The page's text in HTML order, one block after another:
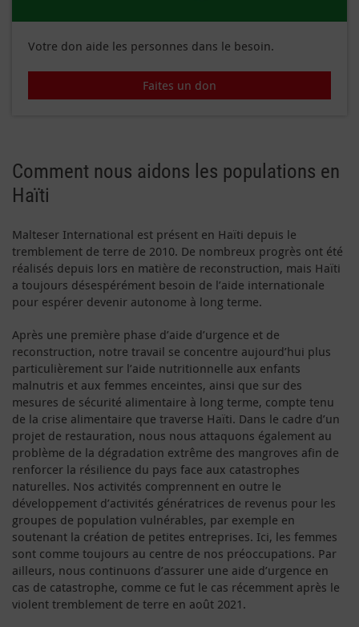
Votre don aide les personnes dans le besoin.
Faites un don
Comment nous aidons les populations en
Haïti
Malteser International est présent en Haïti depuis le
tremblement de terre de 2010. De nombreux progrès ont été
réalisés depuis lors en matière de reconstruction, mais Haïti
a toujours désespérément besoin de l’aide internationale
pour espérer devenir autonome à long terme.
Après une première phase d’aide d’urgence et de
reconstruction, notre travail se concentre aujourd’hui plus
particulièrement sur l’aide nutritionnelle aux enfants
malnutris et aux femmes enceintes, ainsi que sur des
mesures de sécurité alimentaire à long terme, compte tenu
de la crise alimentaire que traverse Haïti. Dans le cadre d’un
projet de restauration, nous nous attaquons également au
problème de la dégradation extrême des mangroves afin de
renforcer la résilience du pays face aux catastrophes
naturelles. Nos activités comprennent en outre le
développement d’activités génératrices de revenus pour les
groupes de population vulnérables, par exemple en
soutenant la création de petites entreprises. Ici, les femmes
sont comme toujours au centre de nos préoccupations. Par
ailleurs, nous continuons d’assurer une aide d’urgence en
cas de catastrophe, comme ce fut le cas récemment après le
violent tremblement de terre en août 2021.